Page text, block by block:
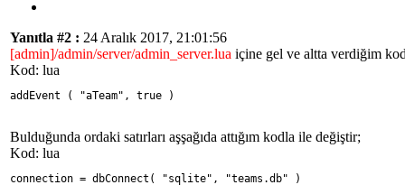
Yanıtla #2 : 24 Aralık 2017, 21:01:56
[admin]/admin/server/admin_server.lua içine gel ve altta verdiğim
Kod: lua
addEvent ( "aTeam", true )
Bulduğunda ordaki satırları aşşağıda attığım kodla ile değiştir;
Kod: lua
connection = dbConnect( "sqlite", "teams.db" )